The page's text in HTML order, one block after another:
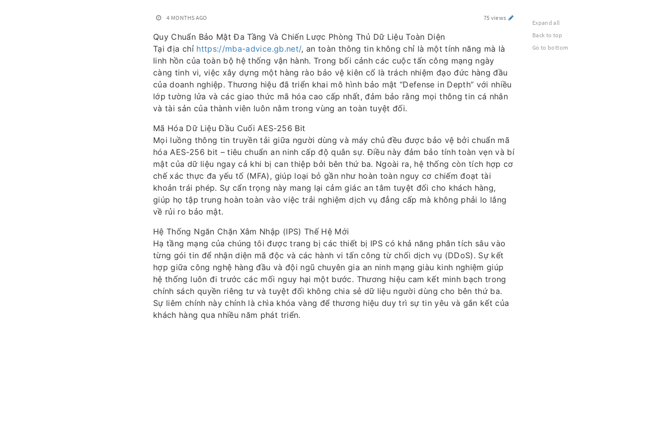
4 MONTHS AGO 75 views
Quy Chuẩn Bảo Mật Đa Tầng Và Chiến Lược Phòng Thủ Dữ Liệu Toàn Diện
Tại địa chỉ https://mba-advice.gb.net/, an toàn thông tin không chỉ là một tính năng mà là
linh hồn của toàn bộ hệ thống vận hành. Trong bối cảnh các cuộc tấn công mạng ngày
càng tinh vi, việc xây dựng một hàng rào bảo vệ kiên cố là trách nhiệm đạo đức hàng đầu
của doanh nghiệp. Thương hiệu đã triển khai mô hình bảo mật “Defense in Depth” với nhiều
lớp tường lửa và các giao thức mã hóa cao cấp nhất, đảm bảo rằng mọi thông tin cá nhân
và tài sản của thành viên luôn nằm trong vùng an toàn tuyệt đối.
Mã Hóa Dữ Liệu Đầu Cuối AES-256 Bit
Mọi luồng thông tin truyền tải giữa người dùng và máy chủ đều được bảo vệ bởi chuẩn mã
hóa AES-256 bit – tiêu chuẩn an ninh cấp độ quân sự. Điều này đảm bảo tính toàn vẹn và bí
mật của dữ liệu ngay cả khi bị can thiệp bởi bên thứ ba. Ngoài ra, hệ thống còn tích hợp cơ
chế xác thực đa yếu tố (MFA), giúp loại bỏ gần như hoàn toàn nguy cơ chiếm đoạt tài
khoản trái phép. Sự cẩn trọng này mang lại cảm giác an tâm tuyệt đối cho khách hàng,
giúp họ tập trung hoàn toàn vào việc trải nghiệm dịch vụ đẳng cấp mà không phải lo lắng
về rủi ro bảo mật.
Hệ Thống Ngăn Chặn Xâm Nhập (IPS) Thế Hệ Mới
Hạ tầng mạng của chúng tôi được trang bị các thiết bị IPS có khả năng phân tích sâu vào
từng gói tin để nhận diện mã độc và các hành vi tấn công từ chối dịch vụ (DDoS). Sự kết
hợp giữa công nghệ hàng đầu và đội ngũ chuyên gia an ninh mạng giàu kinh nghiệm giúp
hệ thống luôn đi trước các mối nguy hại một bước. Thương hiệu cam kết minh bạch trong
chính sách quyền riêng tư và tuyệt đối không chia sẻ dữ liệu người dùng cho bên thứ ba.
Sự liêm chính này chính là chìa khóa vàng để thương hiệu duy trì sự tin yêu và gắn kết của
khách hàng qua nhiều năm phát triển.
Expand all
Back to top
Go to bottom